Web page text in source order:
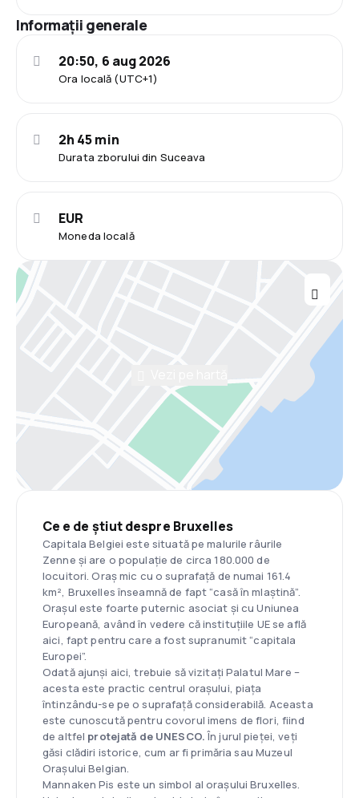
Informații generale
Ora locală (UTC+1)
20:50, 6 aug 2026
Durata zborului din Suceava
2h 45 min
Moneda locală
EUR
Ce e de știut despre Bruxelles
Capitala Belgiei este situată pe malurile râurile
Zenne și are o populație de circa 180.000 de
locuitori. Oraș mic cu o suprafață de numai 161.4
km², Bruxelles înseamnă de fapt “casă în mlaștină”.
Orașul este foarte puternic asociat și cu Uniunea
Europeană, având în vedere că instituțiile UE se află
aici, fapt pentru care a fost supranumit “capitala
Europei”.
Odată ajunși aici, trebuie să vizitați Palatul Mare –
acesta este practic centrul orașului, piața
întinzându-se pe o suprafață considerabilă. Aceasta
este cunoscută pentru covorul imens de flori, fiind
de altfel protejată de UNESCO.În jurul pieței, veți
găsi clădiri istorice, cum ar fi primăria sau Muzeul
Orașului Belgian.
Mannaken Pis este un simbol al orașului Bruxelles.